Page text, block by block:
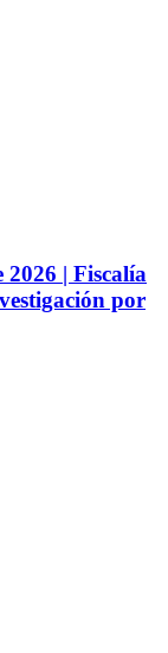
| Fiscalía
por